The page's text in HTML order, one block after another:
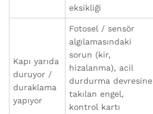
eksikliği
Kapı yarıda
duruyor /
duraklama
yapıyor
Fotosel / sensör
algılamasındaki
sorun (kir,
hizalanma), acil
durdurma devresine
takılan engel,
kontrol kartı